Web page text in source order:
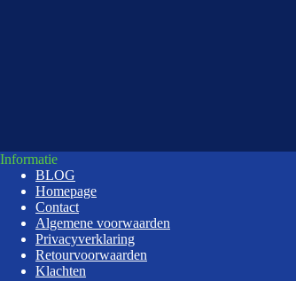
Informatie
BLOG
Homepage
Contact
Algemene voorwaarden
Privacyverklaring
Retourvoorwaarden
Klachten